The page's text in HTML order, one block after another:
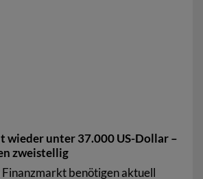
wieder unter 37.000 US-Dollar –
zweistellig
benötigen aktuell